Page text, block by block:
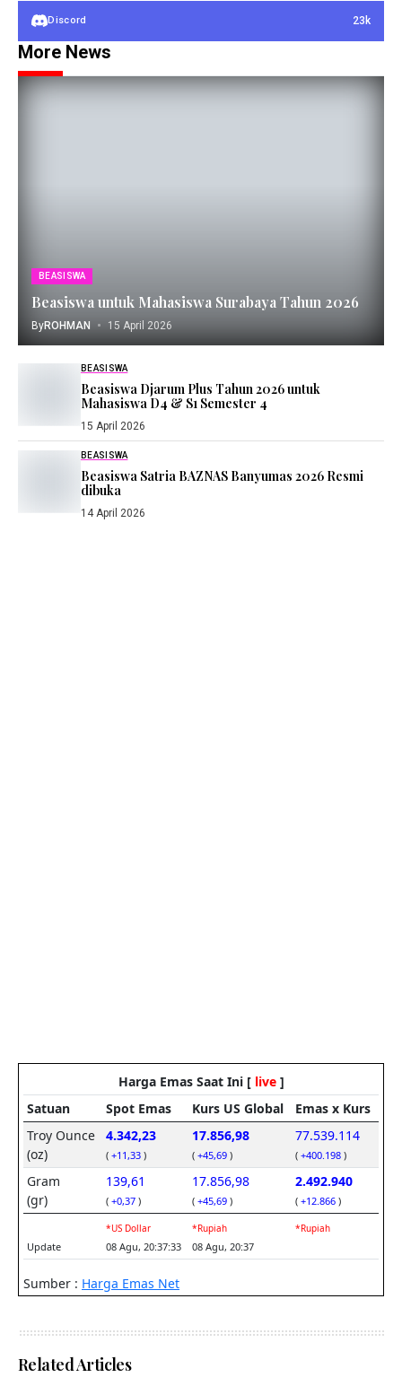
Discord 23k
More News
BEASISWA
Beasiswa untuk Mahasiswa Surabaya Tahun 2026
ByROHMAN 15 April 2026
BEASISWA
Beasiswa Djarum Plus Tahun 2026 untuk
Mahasiswa D4 & S1 Semester 4
15 April 2026
BEASISWA
Beasiswa Satria BAZNAS Banyumas 2026 Resmi
dibuka
14 April 2026
Related Articles